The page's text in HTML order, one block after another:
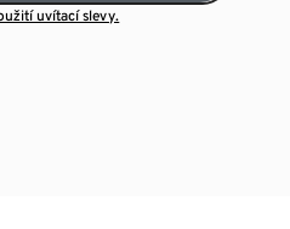
uvítací slevy.